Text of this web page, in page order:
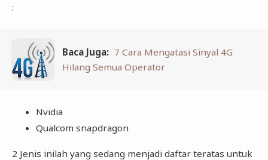
:
Baca Juga: 7 Cara Mengatasi Sinyal 4G
Hilang Semua Operator
Nvidia
Qualcom snapdragon
2 Jenis inilah yang sedang menjadi daftar teratas untuk